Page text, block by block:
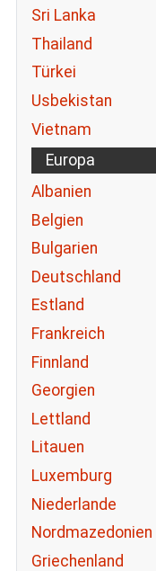
Sri Lanka
Thailand
Türkei
Usbekistan
Vietnam
Europa
Albanien
Belgien
Bulgarien
Deutschland
Estland
Frankreich
Finnland
Georgien
Lettland
Litauen
Luxemburg
Niederlande
Nordmazedonien
Griechenland